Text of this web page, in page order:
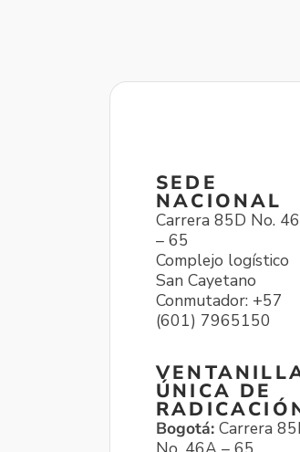
SEDE
NACIONAL
Carrera 85D No.
– 65
Complejo logístico
San Cayetano
Conmutador: +57
(601) 7965150
ÚNICA DE
Bogotá: Carrera